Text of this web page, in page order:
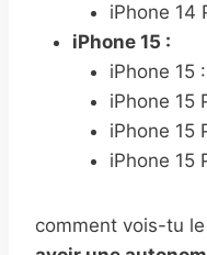
iPhone 14
iPhone 15 :
iPhone 15
iPhone 15
iPhone 15
iPhone 15
comment vois-tu le